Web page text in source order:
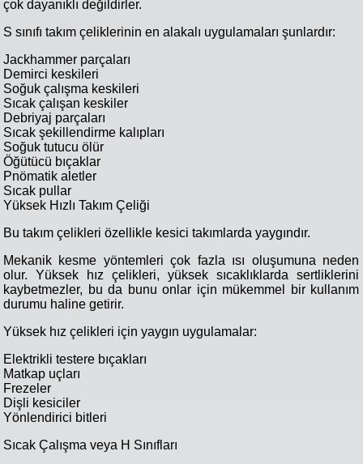
çok dayanıklı değildirler.
S sınıfı takım çeliklerinin en alakalı uygulamaları şunlardır:
Jackhammer parçaları
Demirci keskileri
Soğuk çalışma keskileri
Sıcak çalışan keskiler
Debriyaj parçaları
Sıcak şekillendirme kalıpları
Soğuk tutucu ölür
Öğütücü bıçaklar
Pnömatik aletler
Sıcak pullar
Yüksek Hızlı Takım Çeliği
Bu takım çelikleri özellikle kesici takımlarda yaygındır.
Mekanik kesme yöntemleri çok fazla ısı oluşumuna neden
olur. Yüksek hız çelikleri, yüksek sıcaklıklarda sertliklerini
kaybetmezler, bu da bunu onlar için mükemmel bir kullanım
durumu haline getirir.
Yüksek hız çelikleri için yaygın uygulamalar:
Elektrikli testere bıçakları
Matkap uçları
Frezeler
Dişli kesiciler
Yönlendirici bitleri
Sıcak Çalışma veya H Sınıfları